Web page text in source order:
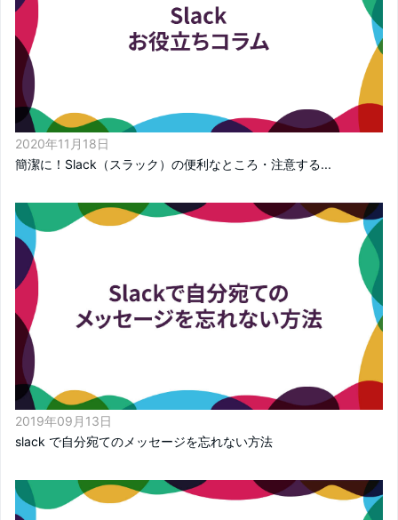
2020年11月18日
簡潔に！Slack（スラック）の便利なところ・注意する...
2019年09月13日
slack で自分宛てのメッセージを忘れない方法